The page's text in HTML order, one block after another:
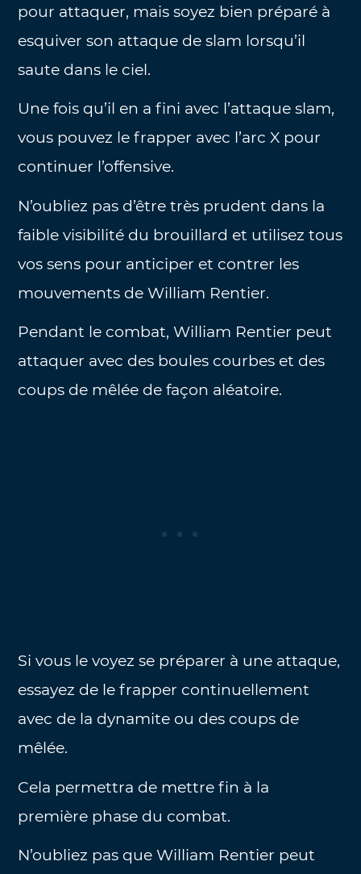
pour attaquer, mais soyez bien préparé à
esquiver son attaque de slam lorsqu’il
saute dans le ciel.
Une fois qu’il en a fini avec l’attaque slam,
vous pouvez le frapper avec l’arc X pour
continuer l’offensive.
N’oubliez pas d’être très prudent dans la
faible visibilité du brouillard et utilisez tous
vos sens pour anticiper et contrer les
mouvements de William Rentier.
Pendant le combat, William Rentier peut
attaquer avec des boules courbes et des
coups de mêlée de façon aléatoire.
Si vous le voyez se préparer à une attaque,
essayez de le frapper continuellement
avec de la dynamite ou des coups de
mêlée.
Cela permettra de mettre fin à la
première phase du combat.
N’oubliez pas que William Rentier peut